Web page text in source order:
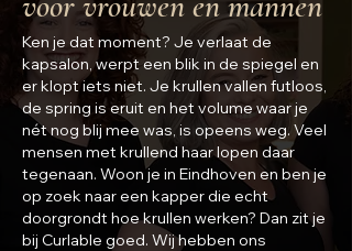
Ken je dat moment? Je verlaat de
kapsalon, werpt een blik in de spiegel en
er klopt iets niet. Je krullen vallen futloos,
de spring is eruit en het volume waar je
nét nog blij mee was, is opeens weg. Veel
mensen met krullend haar lopen daar
tegenaan. Woon je in Eindhoven en ben je
op zoek naar een kapper die echt
doorgrondt hoe krullen werken? Dan zit je
bij Curlable goed. Wij hebben ons